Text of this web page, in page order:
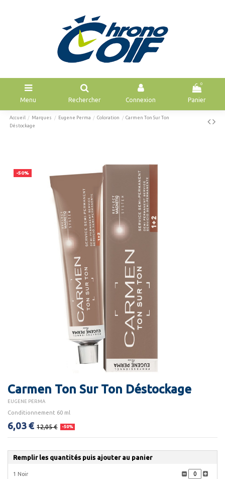
Menu Rechercher Connexion
0
Panier
Accueil Marques Eugene Perma Coloration
Carmen Ton Sur Ton
Déstockage
-50%
Carmen Ton Sur Ton Déstockage
EUGENE PERMA
Conditionnement 60 ml
6,03 € 12,05 € -50%
Remplir les quantités puis ajouter au panier
1 Noir